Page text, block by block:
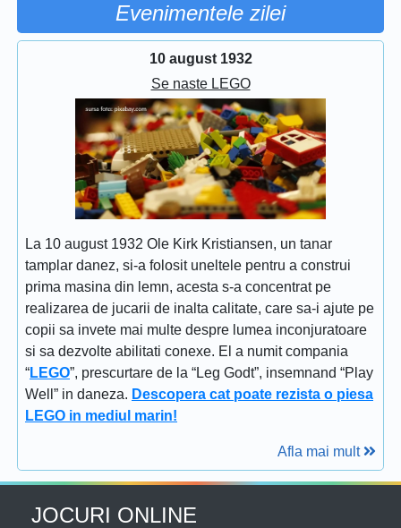
Evenimentele zilei
10 august 1932
Se naste LEGO
La 10 august 1932 Ole Kirk Kristiansen, un tanar
tamplar danez, si-a folosit uneltele pentru a construi
prima masina din lemn, acesta s-a concentrat pe
realizarea de jucarii de inalta calitate, care sa-i ajute pe
copii sa invete mai multe despre lumea inconjuratoare
si sa dezvolte abilitati conexe. El a numit compania
“LEGO”, prescurtare de la “Leg Godt”, insemnand “Play
Well” in daneza. Descopera cat poate rezista o piesa
LEGO in mediul marin!
Afla mai mult
JOCURI ONLINE